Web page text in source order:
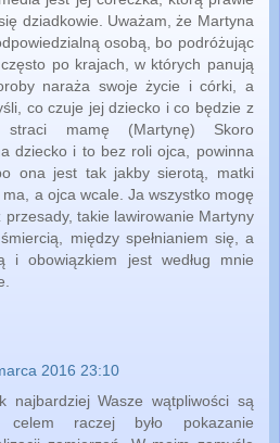
dziadkowie. Uważam, że Martyna
osobą, bo podróżując
po krajach, w których panują
naraża swoje życie i córki, a
co czuje jej dziecko i co będzie z
mamę (Martynę) Skoro
dziecko i to bez roli ojca, powinna
ona jest tak jakby sierotą, matki
a ojca wcale. Ja wszystko mogę
takie lawirowanie Martyny
między spełnianiem się, a
i obowiązkiem jest według mnie
2016 23:10
najbardziej Wasze wątpliwości są
celem raczej było pokazanie